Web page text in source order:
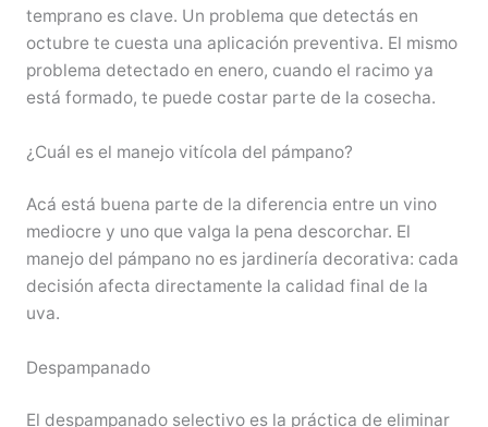
temprano es clave. Un problema que detectás en
octubre te cuesta una aplicación preventiva. El mismo
problema detectado en enero, cuando el racimo ya
está formado, te puede costar parte de la cosecha.
¿Cuál es el manejo vitícola del pámpano?
Acá está buena parte de la diferencia entre un vino
mediocre y uno que valga la pena descorchar. El
manejo del pámpano no es jardinería decorativa: cada
decisión afecta directamente la calidad final de la
uva.
Despampanado
El despampanado selectivo es la práctica de eliminar